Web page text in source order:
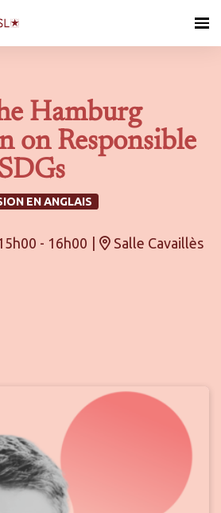
Hamburg
on Responsible
EN ANGLAIS
- 16h00 Salle Cavaillès